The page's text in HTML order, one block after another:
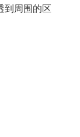
到周围的区